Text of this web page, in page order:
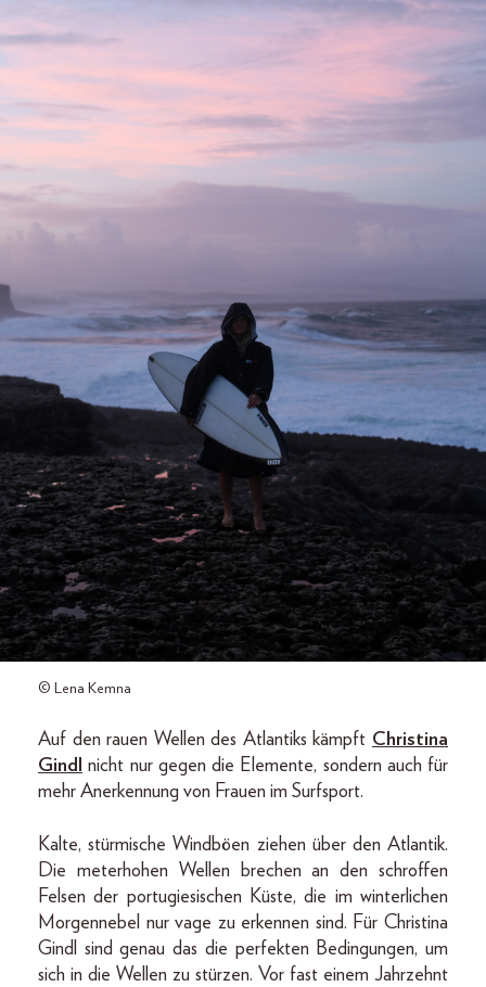
© Lena Kemna
Auf den rauen Wellen des Atlantiks kämpft Christina
Gindl
nicht nur gegen die Elemente, sondern auch für
mehr Anerkennung von Frauen im Surfsport.
Kalte, stürmische Windböen ziehen über den Atlantik.
Die meterhohen Wellen brechen an den schroffen
Felsen der portugiesischen Küste, die im winterlichen
Morgennebel nur vage zu erkennen sind. Für Christina
Gindl sind genau das die perfekten Bedingungen, um
sich in die Wellen zu stürzen. Vor fast einem Jahrzehnt